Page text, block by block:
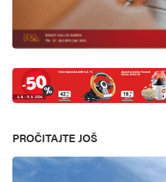
PROČITAJTE JOŠ